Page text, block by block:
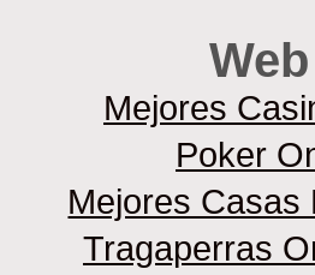
Mejores
Poker
Mejores Casas
Tragaperras